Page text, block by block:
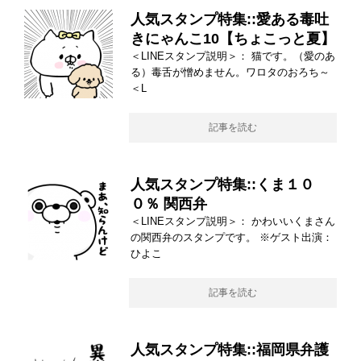
人気スタンプ特集::愛ある毒吐
きにゃんこ10【ちょこっと夏】
＜LINEスタンプ説明＞： 猫です。（愛のあ
る）毒舌が憎めません。ワロタのおろち～
＜L
記事を読む
人気スタンプ特集::くま１０
０％ 関西弁
＜LINEスタンプ説明＞： かわいいくまさん
の関西弁のスタンプです。 ※ゲスト出演：
ひよこ
記事を読む
人気スタンプ特集::福岡県弁護